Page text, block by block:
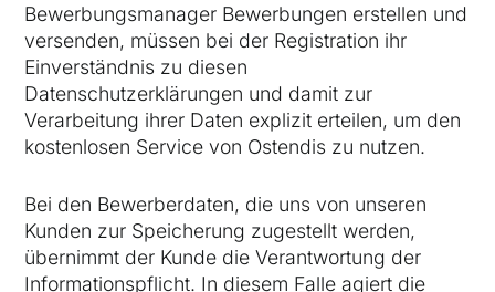
Bewerbungsmanager Bewerbungen erstellen und
versenden, müssen bei der Registration ihr
Einverständnis zu diesen
Datenschutzerklärungen und damit zur
Verarbeitung ihrer Daten explizit erteilen, um den
kostenlosen Service von Ostendis zu nutzen.
Bei den Bewerberdaten, die uns von unseren
Kunden zur Speicherung zugestellt werden,
übernimmt der Kunde die Verantwortung der
Informationspflicht. In diesem Falle agiert die